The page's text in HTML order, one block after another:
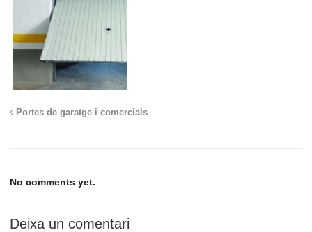
Portes de garatge i comercials
No comments yet.
Deixa un comentari